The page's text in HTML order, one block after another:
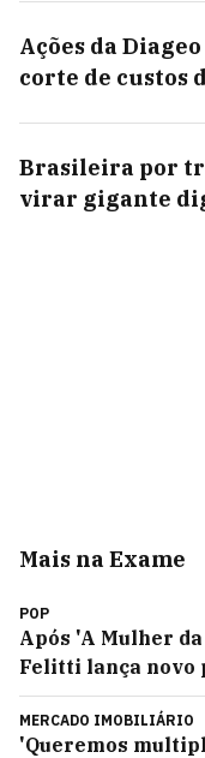
Ações da
corte de custos
Brasileira por
virar gigante
Mais na Exame
POP
Após 'A Mulher da
Felitti lança novo
MERCADO IMOBILIÁRIO
'Queremos